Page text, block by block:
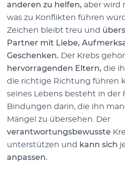
anderen zu helfen, aber wird
was zu Konflikten führen
Zeichen bleibt treu und
Partner mit Liebe,
Geschenken. Der Krebs
hervorragenden Eltern, die
die richtige Richtung führen
seines Lebens besteht in der
Bindungen darin, die ihn
Mängel zu übersehen. Der
verantwortungsbewusste
unterstützen und
kann sich
anpassen.